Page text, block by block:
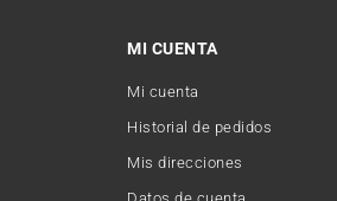
MI CUENTA
Mi cuenta
Historial de pedidos
Mis direcciones